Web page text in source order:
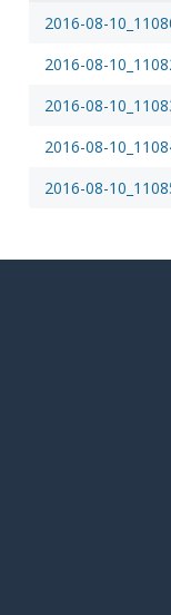
2016-08-
2016-08-
2016-08-
2016-08-
2016-08-